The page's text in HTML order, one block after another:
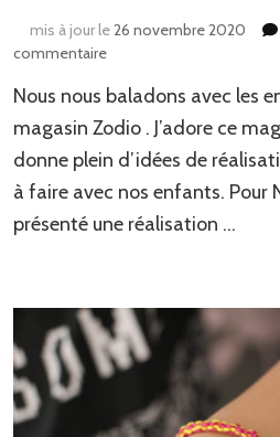
mis à jour le26 novembre 2020
commentairesur
de
Noël
embellir
la
table
Nous nous baladons avec les
magasin Zodio . J’adore ce
donne plein d’idées de
à faire avec nos enfants. Pour
présenté une réalisation …